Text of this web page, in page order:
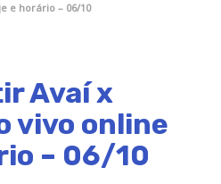
e horário – 06/10
Avaí x
vivo online
– 06/10